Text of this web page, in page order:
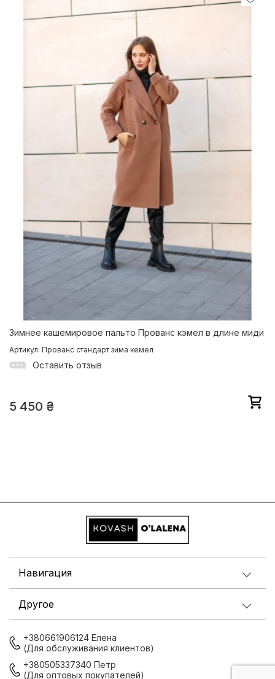
Зимнее кашемировое пальто Прованс кэмел в длине миди
Артикул: Прованс стандарт зима кемел
Оставить отзыв
5 450 ₴
Навигация
Другое
+380661906124 Елена
(Для обслуживания клиентов)
+380505337340 Петр
(Для оптовых покупателей)